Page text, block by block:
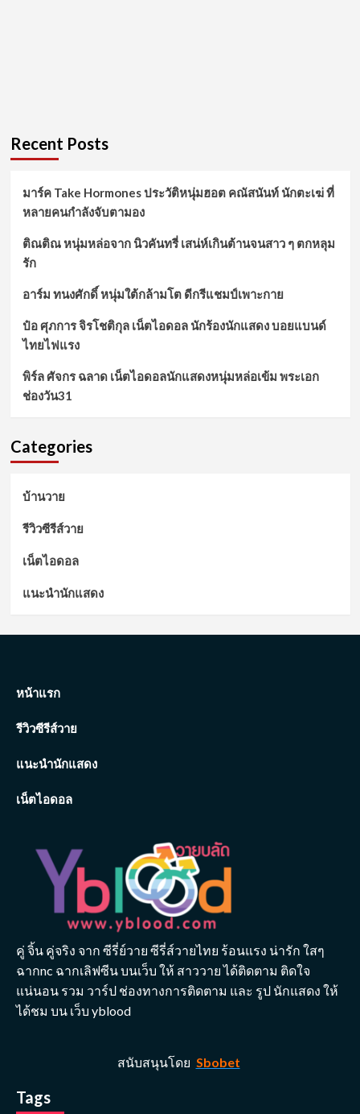
Recent Posts
มาร์ค Take Hormones ประวัติหนุ่มฮอต คณัสนันท์ นักตะเฆ่ ที่
หลายคนกำลังจับตามอง
ติณติณ หนุ่มหล่อจาก นิวคันทรี่ เสน่ห์เกินต้านจนสาว ๆ ตกหลุม
รัก
อาร์ม ทนงศักดิ์ หนุ่มใต้กล้ามโต ดีกรีแชมป์เพาะกาย
ป๋อ ศุภการ จิรโชติกุล เน็ตไอดอล นักร้องนักแสดง บอยแบนด์
ไทยไฟแรง
พิร์ล ศัจกร ฉลาด เน็ตไอดอลนักแสดงหนุ่มหล่อเข้ม พระเอก
ช่องวัน31
Categories
บ้านวาย
รีวิวซีรีส์วาย
เน็ตไอดอล
แนะนำนักแสดง
หน้าแรก
รีวิวซีรีส์วาย
แนะนำนักแสดง
เน็ตไอดอล
คู่ จิ้น คู่จริง จาก ซีรี่ย์วาย ซีรี่ส์วายไทย ร้อนแรง น่ารัก ใสๆ
ฉากnc ฉากเลิฟซีน บนเว็บ ให้ สาววาย ได้ติดตาม ติดใจ
แน่นอน รวม วาร์ป ช่องทางการติดตาม และ รูป นักแสดง ให้
ได้ชม บน เว็บ yblood
สนับสนุนโดย Sbobet
Tags